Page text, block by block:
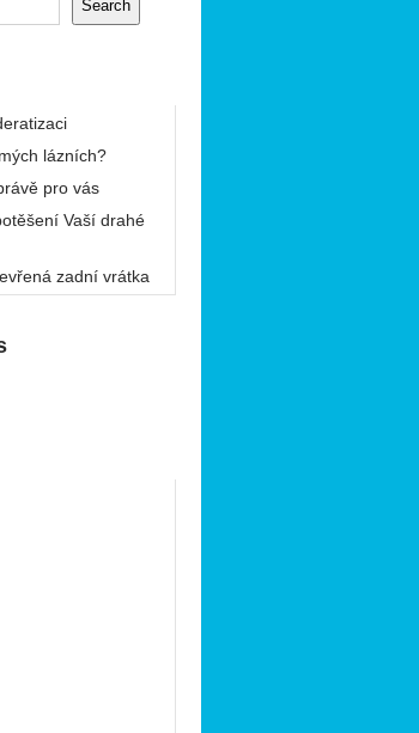
Search
lázních?
pro vás
Vaší drahé
zadní vrátka